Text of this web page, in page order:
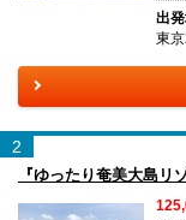
出
東
2
『ゆったり奄美大島リ